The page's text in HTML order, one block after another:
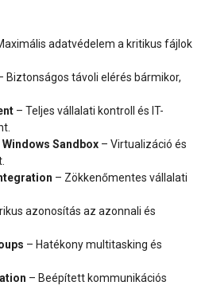
adatvédelem a kritikus fájlok
Biztonságos távoli elérés bármikor,
– Teljes vállalati kontroll és IT-
Sandbox – Virtualizáció és
– Zökkenőmentes vállalati
azonosítás az azonnali és
– Hatékony multitasking és
– Beépített kommunikációs